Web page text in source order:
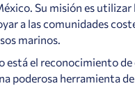
Su misión es
a las comunidades
marinos.
está el reconocimiento de
poderosa herramienta